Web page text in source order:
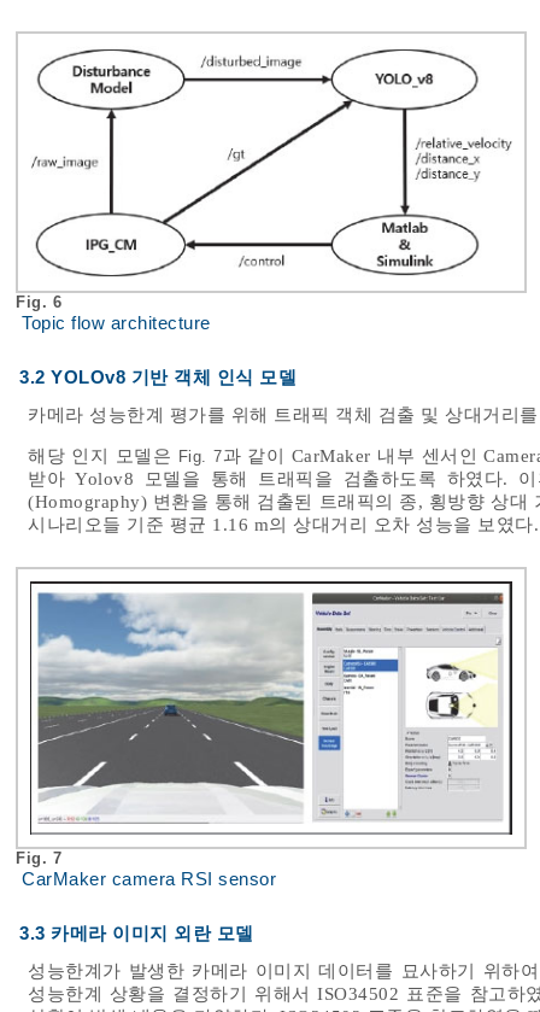
Fig. 6
Topic flow architecture
3.2 YOLOv8 기반 객체 인식 모델
카메라 성능한계 평가를 위해 트래픽 객체 검출 및 상대거리
해당 인지 모델은 Fig. 7과 같이 CarMaker 내부 센서인
받아 Yolov8 모델을 통해 트래픽을 검출하도록 하였다.
(Homography) 변환을 통해 검출된 트래픽의 종, 횡방향 상
시나리오들 기준 평균 1.16 m의 상대거리 오차 성능을 보였다.
Fig. 7
CarMaker camera RSI sensor
3.3 카메라 이미지 외란 모델
성능한계가 발생한 카메라 이미지 데이터를 묘사하기 위하
성능한계 상황을 결정하기 위해서 ISO34502 표준을 참고